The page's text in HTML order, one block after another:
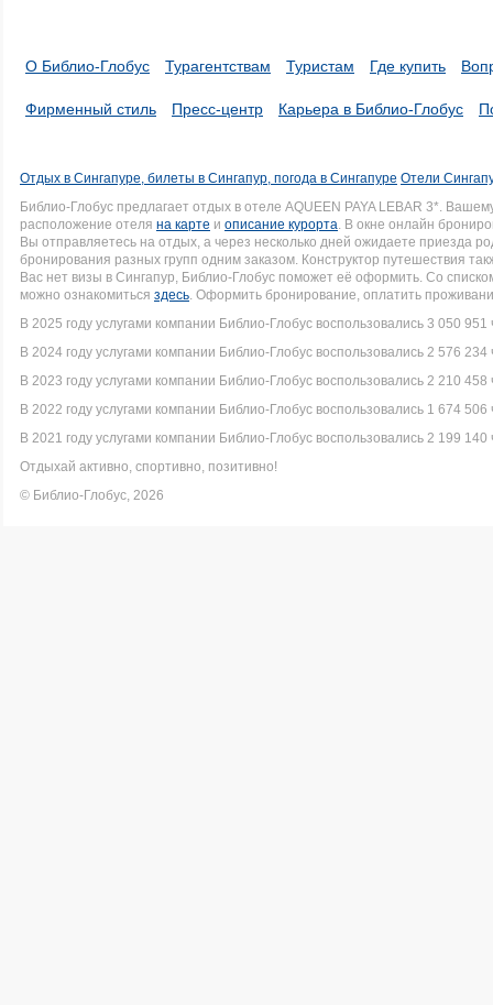
О Библио-Глобус Турагентствам Туристам Где купить
Фирменный стиль Пресс-центр Карьера в Библио-Глобус
Отдых в Сингапуре, билеты в Сингапур, погода в Сингапуре Отели
Библио-Глобус предлагает отдых в отеле AQUEEN PAYA LEBAR 3*.
расположение отеля на карте и описание курорта. В окне онлайн
Вы отправляетесь на отдых, а через несколько дней ожидаете приезда
бронирования разных групп одним заказом. Конструктор путешествия
Вас нет визы в Сингапур, Библио-Глобус поможет её оформить. Со
можно ознакомиться здесь. Оформить бронирование, оплатить
В 2025 году услугами компании Библио-Глобус воспользовались 3 050 951
В 2024 году услугами компании Библио-Глобус воспользовались 2 576 234
В 2023 году услугами компании Библио-Глобус воспользовались 2 210 458
В 2022 году услугами компании Библио-Глобус воспользовались 1 674 506
В 2021 году услугами компании Библио-Глобус воспользовались 2 199 140
Отдыхай активно, спортивно, позитивно!
© Библио-Глобус, 2026